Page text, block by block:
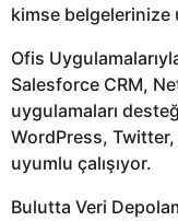
kimse belgelerinize
Ofis
Salesforce CRM,
uygulamaları
WordPress,
uyumlu çalışıyor.
Bulutta Veri